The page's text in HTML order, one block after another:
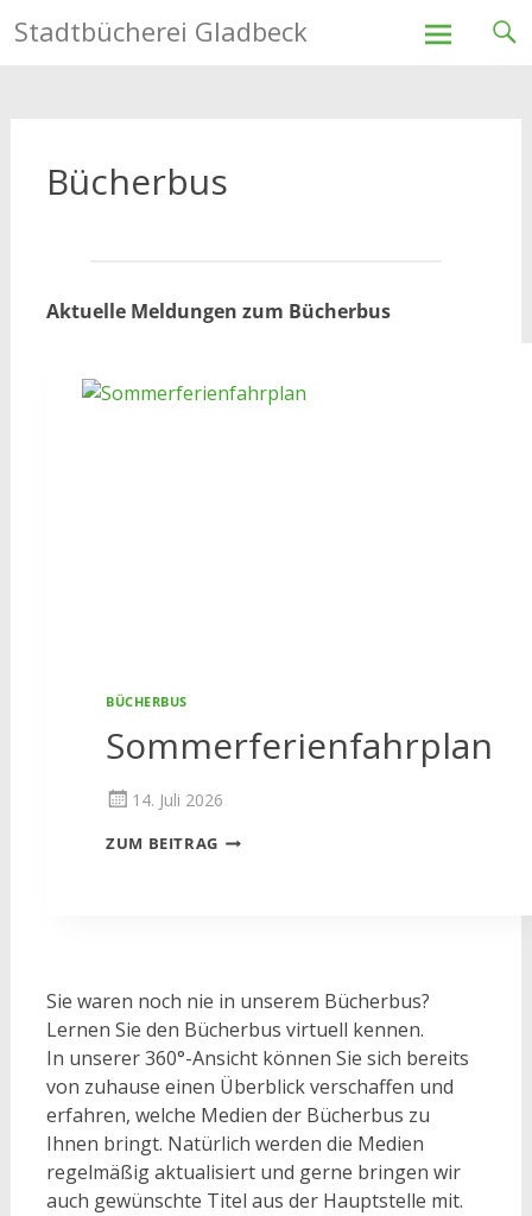
Stadtbücherei Gladbeck
Bücherbus
Aktuelle Meldungen zum Bücherbus
BÜCHERBUS
Sommerferienfahrplan
14. Juli 2026
ZUM BEITRAG SOMMERFERIENFAHRPLAN
Sie waren noch nie in unserem Bücherbus?
Lernen Sie den Bücherbus virtuell kennen.
In unserer 360°-Ansicht können Sie sich bereits
von zuhause einen Überblick verschaffen und
erfahren, welche Medien der Bücherbus zu
Ihnen bringt. Natürlich werden die Medien
regelmäßig aktualisiert und gerne bringen wir
auch gewünschte Titel aus der Hauptstelle mit.